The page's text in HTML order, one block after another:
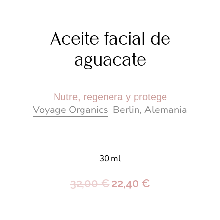
Aceite facial de
aguacate
Nutre, regenera y protege
Voyage Organics Berlin, Alemania
30 ml
32,00 € 22,40 €